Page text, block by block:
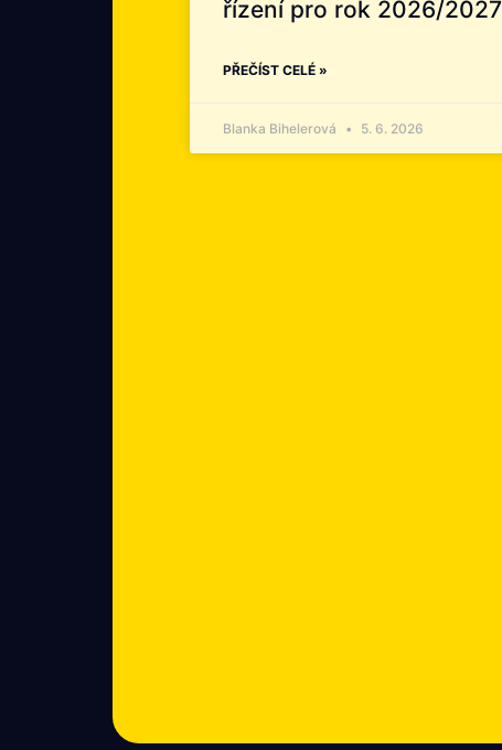
řízení pro rok 2026/2027
PŘEČÍST CELÉ »
Blanka Bihelerová 5. 6. 2026